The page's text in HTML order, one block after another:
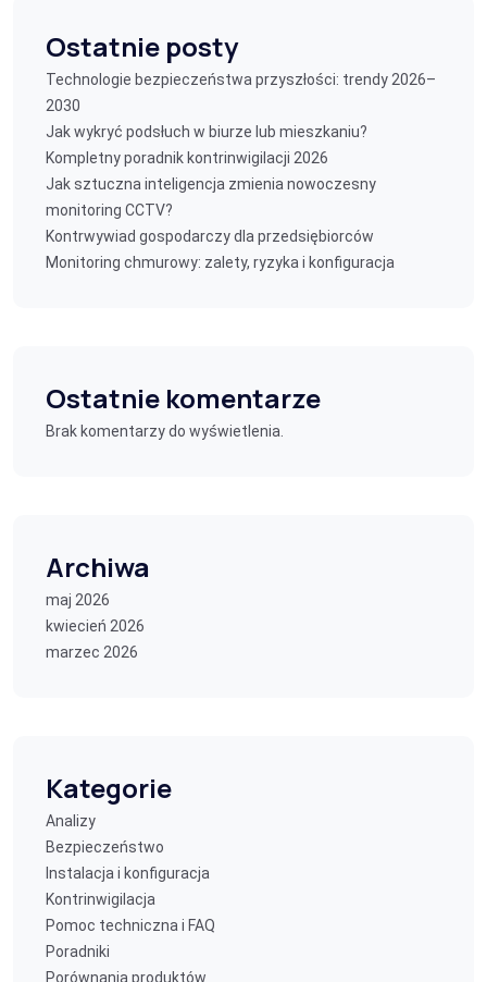
Ostatnie posty
Technologie bezpieczeństwa przyszłości: trendy 2026–
2030
Jak wykryć podsłuch w biurze lub mieszkaniu?
Kompletny poradnik kontrinwigilacji 2026
Jak sztuczna inteligencja zmienia nowoczesny
monitoring CCTV?
Kontrwywiad gospodarczy dla przedsiębiorców
Monitoring chmurowy: zalety, ryzyka i konfiguracja
Ostatnie komentarze
Brak komentarzy do wyświetlenia.
Archiwa
maj 2026
kwiecień 2026
marzec 2026
Kategorie
Analizy
Bezpieczeństwo
Instalacja i konfiguracja
Kontrinwigilacja
Pomoc techniczna i FAQ
Poradniki
Porównania produktów